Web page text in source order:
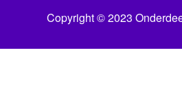
Copyright © 2023